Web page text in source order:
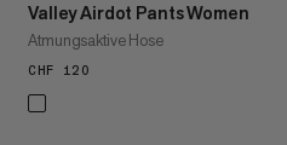
Valley Airdot Pants Women
Atmungsaktive Hose
CHF 120